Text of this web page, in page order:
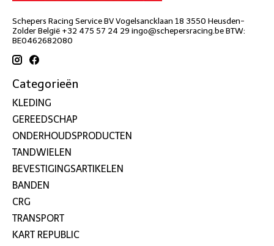
Schepers Racing Service BV Vogelsancklaan 18 3550 Heusden-
Zolder België +32 475 57 24 29 ingo@schepersracing.beBTW:
BE0462682080
Categorieën
KLEDING
GEREEDSCHAP
ONDERHOUDSPRODUCTEN
TANDWIELEN
BEVESTIGINGSARTIKELEN
BANDEN
CRG
TRANSPORT
KART REPUBLIC